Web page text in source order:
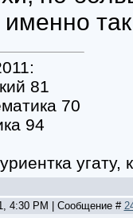
именно
81
70
94
угату,
4:30 PM | Сообщение #